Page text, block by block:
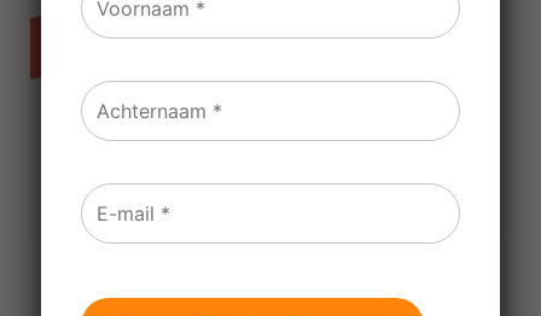
2020
€144,78